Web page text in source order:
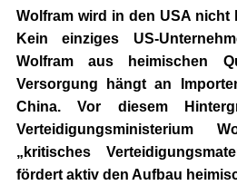
Wolfram wird in den USA nicht
Kein einziges US-
Wolfram aus heimischen
Versorgung hängt an
China. Vor diesem
Verteidigungsministerium
„kritisches
fördert aktiv den Aufbau